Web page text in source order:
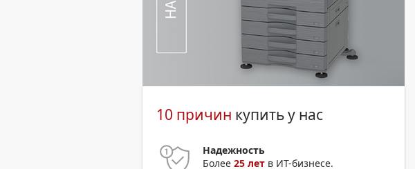
10 причин купить у нас
Надежность
Более25 лет в ИТ-бизнесе.